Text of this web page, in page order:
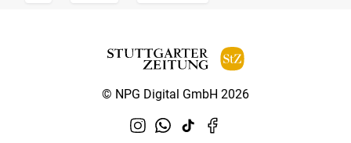
© NPG Digital GmbH 2026